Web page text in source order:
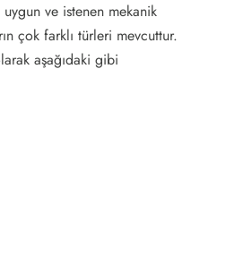
ve istenen mekanik
çok farklı türleri mevcuttur.
aşağıdaki gibi